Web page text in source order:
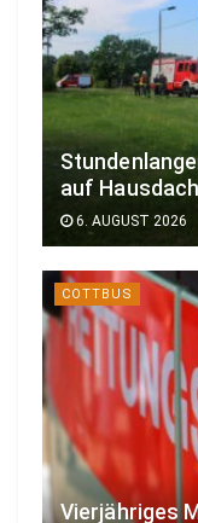
auf
6. AUGUST 2026
COTTBUS
Vierjähriges